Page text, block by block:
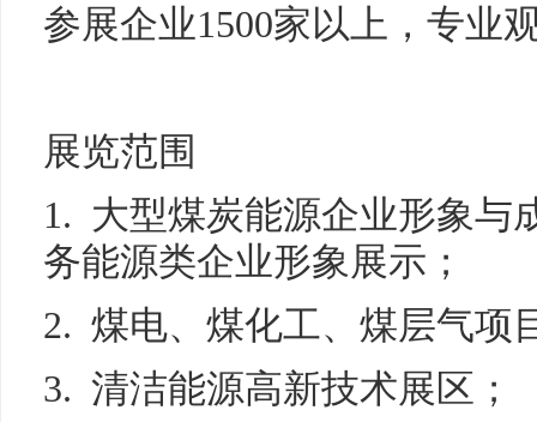
参展企业1500家以上，专业
展览范围
1. 大型煤炭能源企业形象与
务能源类企业形象展示；
2. 煤电、煤化工、煤层气项
3. 清洁能源高新技术展区；